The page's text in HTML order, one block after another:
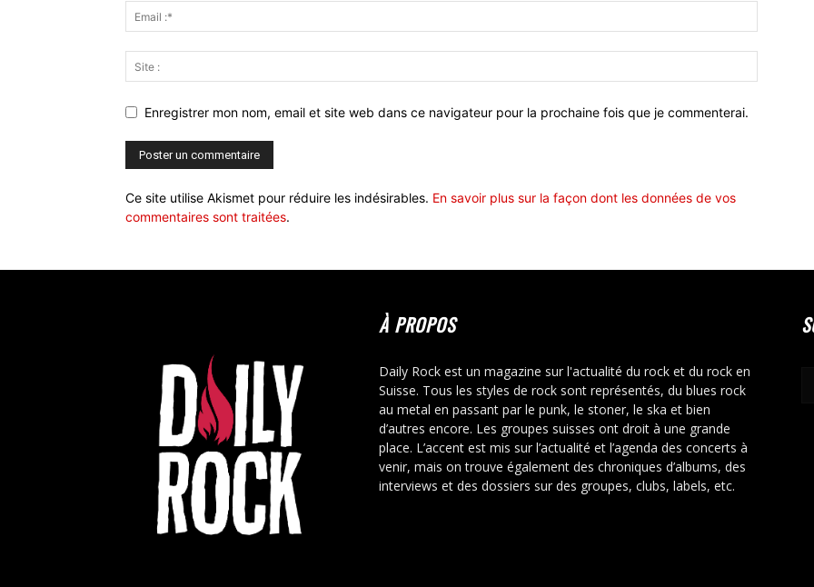
Enregistrer mon nom, email et site web dans ce navigateur pour la prochaine fois que je commenterai.
Ce site utilise Akismet pour réduire les indésirables. En savoir plus sur la façon dont les données de vos
commentaires sont traitées.
À PROPOS
Daily Rock est un magazine sur l'actualité du rock et du rock en
Suisse. Tous les styles de rock sont représentés, du blues rock
au metal en passant par le punk, le stoner, le ska et bien
d’autres encore. Les groupes suisses ont droit à une grande
place. L’accent est mis sur l’actualité et l’agenda des concerts à
venir, mais on trouve également des chroniques d’albums, des
interviews et des dossiers sur des groupes, clubs, labels, etc.